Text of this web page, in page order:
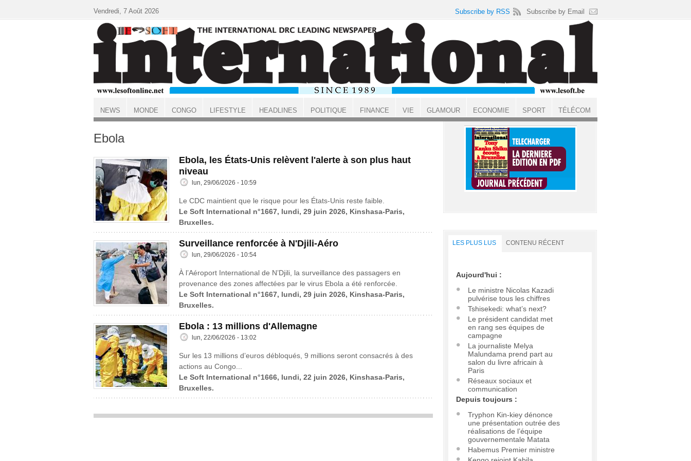
ACCUEIL
Ebola
Ebola, les États-Unis relèvent l'alerte à son plus haut
niveau
lun, 29/06/2026 - 10:59
Le CDC maintient que le risque pour les États-Unis reste faible.
Le Soft International n°1667, lundi, 29 juin 2026, Kinshasa-Paris,
Bruxelles.
Surveillance renforcée à N'Djili-Aéro
lun, 29/06/2026 - 10:54
À l’Aéroport International de N’Djili, la surveillance des passagers en
provenance des zones affectées par le virus Ebola a été renforcée.
Le Soft International n°1667, lundi, 29 juin 2026, Kinshasa-Paris,
Bruxelles.
Ebola : 13 millions d'Allemagne
lun, 22/06/2026 - 13:02
Sur les 13 millions d’euros débloqués, 9 millions seront consacrés à des
actions au Congo...
Le Soft International n°1666, lundi, 22 juin 2026, Kinshasa-Paris,
Bruxelles.
LES PLUS LUS CONTENU RÉCENT
Aujourd'hui :
Le ministre Nicolas Kazadi
pulvérise tous les chiffres
Tshisekedi: what’s next?
Le président candidat met
en rang ses équipes de
campagne
La journaliste Melya
Malundama prend part au
salon du livre africain à
Paris
Réseaux sociaux et
communication
Depuis toujours :
Tryphon Kin-kiey dénonce
une présentation outrée des
réalisations de l’équipe
gouvernementale Matata
Habemus Premier ministre
Vendredi, 7 Août 2026 Subscribe by RSS Subscribe by Email
NEWS MONDE CONGO LIFESTYLE HEADLINES POLITIQUE FINANCE VIE GLAMOUR ECONOMIE SPORT TÉLÉCOM